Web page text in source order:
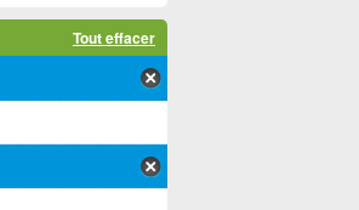
Tout effacer